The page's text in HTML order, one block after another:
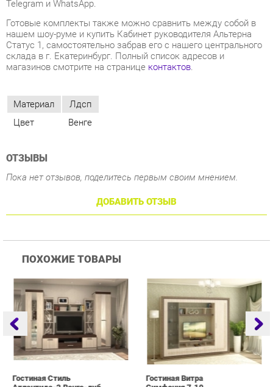
магазинов смотрите на странице
Материал
Лдсп
Цвет
Венге
ОТЗЫВЫ
Пока нет отзывов, поделитесь первым своим мнением.
Купить
Гостиная Стиль
Атлантида-2 Венге-дуб
Белфорд
25 223 ₽ Купить
Гостиная Витра
Симфония 7.10
55 482 ₽
info@drawing-room.ru +7 (903) 000-00-00